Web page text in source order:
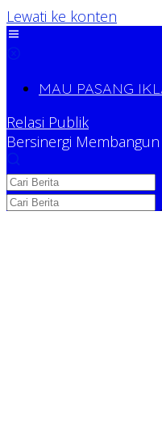
Lewati ke konten
MAU PASANG
Relasi Publik
Bersinergi